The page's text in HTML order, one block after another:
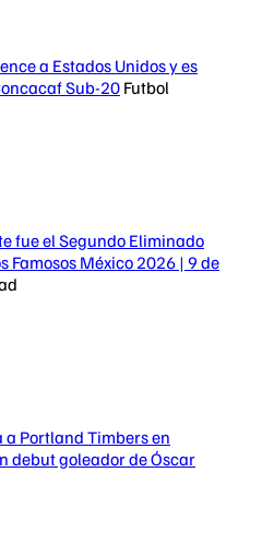
a Estados Unidos y es
Sub-20 Futbol
fue el Segundo Eliminado
Famosos México 2026 | 9 de
Portland Timbers en
debut goleador de Óscar